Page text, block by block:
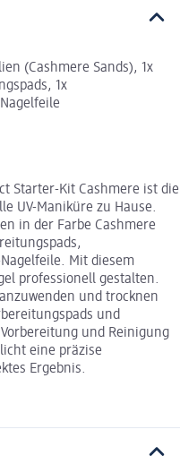
(Cashmere Sands), 1x
1x
Starter-Kit Cashmere ist die
UV-Maniküre zu Hause.
in der Farbe Cashmere
Mit diesem
professionell gestalten.
und trocknen
und
und Reinigung
eine präzise
Ergebnis.